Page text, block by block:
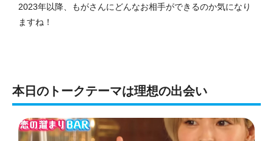
2023年以降、もがさんにどんなお相手ができるのか気になり
ますね！
本日のトークテーマは理想の出会い